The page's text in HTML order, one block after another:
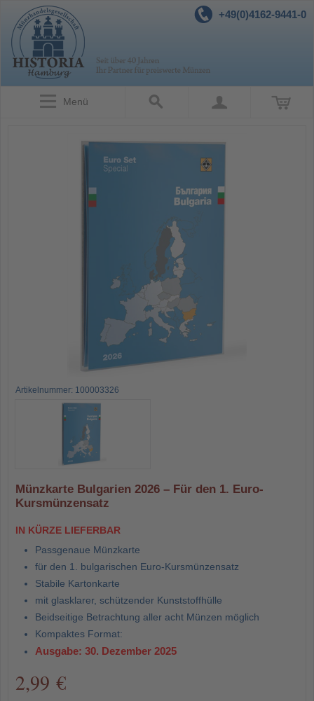
+49(0)4162-9441-0
Menü
Artikelnummer: 100003326
Münzkarte Bulgarien 2026 – Für den 1. Euro-
Kursmünzensatz
IN KÜRZE LIEFERBAR
Passgenaue Münzkarte
für den 1. bulgarischen Euro-Kursmünzensatz
Stabile Kartonkarte
mit glasklarer, schützender Kunststoffhülle
Beidseitige Betrachtung aller acht Münzen möglich
Kompaktes Format:
Ausgabe: 30. Dezember 2025
2,99 €